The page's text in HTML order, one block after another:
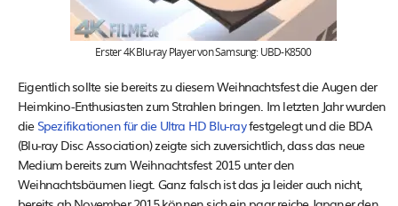
Erster 4K Blu-ray Player von Samsung: UBD-K8500
Eigentlich sollte sie bereits zu diesem Weihnachtsfest die Augen der
Heimkino-Enthusiasten zum Strahlen bringen. Im letzten Jahr wurden
die Spezifikationen für die Ultra HD Blu-rayfestgelegt und die BDA
(Blu-ray Disc Association) zeigte sich zuversichtlich, dass das neue
Medium bereits zum Weihnachtsfest 2015 unter den
Weihnachtsbäumen liegt. Ganz falsch ist das ja leider auch nicht,